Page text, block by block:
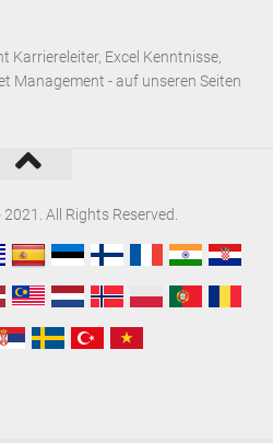
Karriereleiter, Excel Kenntnisse,
Management - auf unseren Seiten
All Rights Reserved.